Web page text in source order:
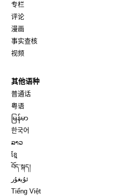
专栏
评论
漫画
事实查核
视频
其他语种
普通话
粤语
မြန်မာ
한국어
ລາວ
ខ្មែ
བོད་སྐད།
ئۇيغۇر
Tiếng Việt